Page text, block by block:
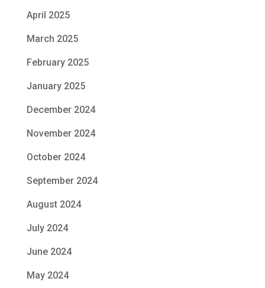
April 2025
March 2025
February 2025
January 2025
December 2024
November 2024
October 2024
September 2024
August 2024
July 2024
June 2024
May 2024